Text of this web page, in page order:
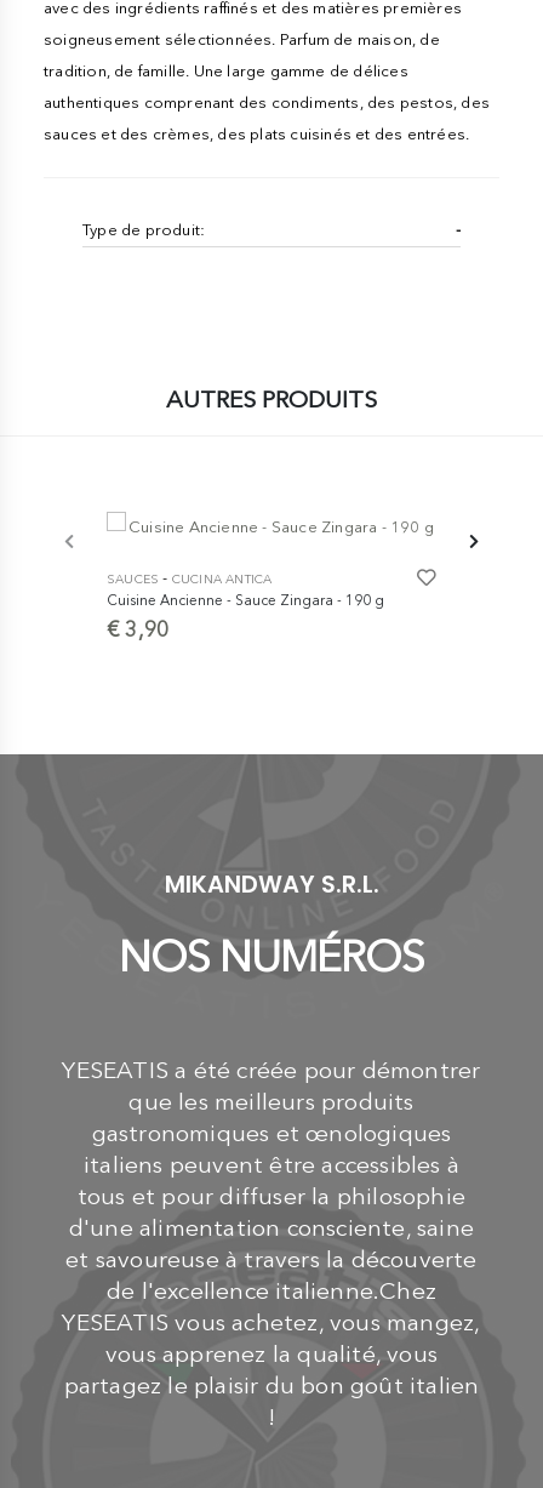
avec des ingrédients raffinés et des matières premières
soigneusement sélectionnées. Parfum de maison, de
tradition, de famille. Une large gamme de délices
authentiques comprenant des condiments, des pestos, des
sauces et des crèmes, des plats cuisinés et des entrées.
Type de produit: -
AUTRES PRODUITS
SAUCES - CUCINA ANTICA
Cuisine Ancienne - Sauce Zingara - 190 g
€ 3,90
MIKANDWAY S.R.L.
NOS NUMÉROS
YESEATIS a été créée pour démontrer
que les meilleurs produits
gastronomiques et œnologiques
italiens peuvent être accessibles à
tous et pour diffuser la philosophie
d'une alimentation consciente, saine
et savoureuse à travers la découverte
de l'excellence italienne.Chez
YESEATIS vous achetez, vous mangez,
vous apprenez la qualité, vous
partagez le plaisir du bon goût italien
!